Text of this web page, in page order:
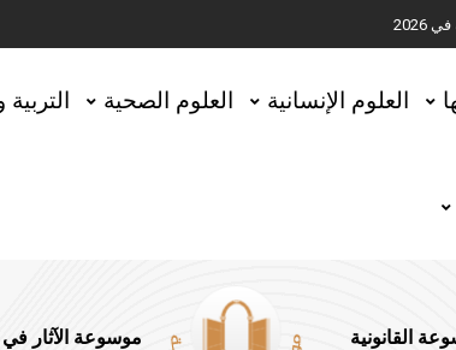
العلوم الإنسانية العلوم الصحية
القانونية موسوعة الآثار